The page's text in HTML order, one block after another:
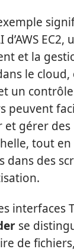
d’AWS
et la
le
un
peuvent
gérer des
tout
dans des
interfaces
se
de fichiers,